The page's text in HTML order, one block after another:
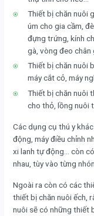
Thiết bị chăn nuôi
úm cho gia cầm,
đựng trứng, kính
gà, vòng đeo
Thiết bị chăn nuôi
máy cắt cỏ, máy
Thiết bị chăn nuôi
cho thỏ, lồng nuôi
Các dụng cụ thú y
động, máy điều chỉnh
xi lanh tự động… còn
nhau, tùy vào từng
Ngoài ra còn có các
thiết bị chăn nuôi ếch,
nuôi sẽ có những thiết